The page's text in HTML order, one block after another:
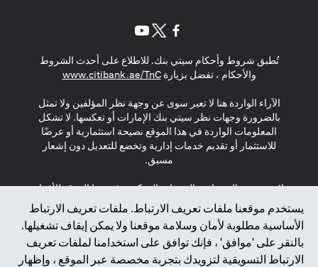
يستخدم موقعنا ملفات تعريف الارتباط. ملفات تعريف الارتباط
الأساسية مطلوبة لأمان وسلامة موقعنا ولا يمكن إيقاف تشغيلها.
بالنقر على 'موافق' ، فإنك توافق على استخدامنا لملفات تعريف
الارتباط التسويقية لتزويدك بتجربة مخصصة عبر الموقع ، وإظهار
تُطبق شروط وأحكام سيتي بنك. للاطلاع على أحدث الشروط
والأحكام ، تفضل بزيارةwww.citibank.ae/TnC
in a new tab
الآراء الواردة هنا لا تعبر سوى عن وجهة نظر المؤلفين ولا تمثل
بالضرورة وجهات نظر سيتي بنك الإمارات أو تعكسها. لا تشكل
المعلومات الواردة في هذا الموقع نصيحة استثمارية أو عرضًا
للاستثمار أو تقديم خدمات إدارية وتخضع للتعديل دون إشعار
مسبق.
لا يتم تقديم المنتجات والخدمات المذكورة في هذا الموقع للأفراد
المقيمين في الاتحاد الأوروبي أو المنطقة الاقتصادية الأوروبية أو
سويسرا أو غيرنسي أو جيرسي أو موناكو أو سان مارينو أو
الفاتيكان أو جزيرة مان أو المملكة المتحدة أو خصوصية البيانات
(لائحة حماية البيانات العامة \ قانون حماية البيانات الشخصية
العامة \ قانون خصوصية نيوزيلندا). المحتوى الموجود في هذه